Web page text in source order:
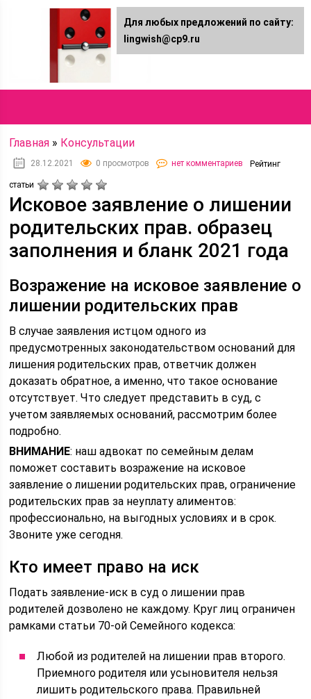
Lingwish.ru
Онлайн журнал
Главная » Консультации
28.12.2021 0 просмотров нет комментариев Рейтинг
статьи
Исковое заявление о лишении
родительских прав. образец
заполнения и бланк 2021 года
Возражение на исковое заявление о
лишении родительских прав
В случае заявления истцом одного из
предусмотренных законодательством оснований для
лишения родительских прав, ответчик должен
доказать обратное, а именно, что такое основание
отсутствует. Что следует представить в суд, с
учетом заявляемых оснований, рассмотрим более
подробно.
ВНИМАНИЕ: наш адвокат по семейным делам
поможет составить возражение на исковое
заявление о лишении родительских прав, ограничение
родительских прав за неуплату алиментов:
профессионально, на выгодных условиях и в срок.
Звоните уже сегодня.
Кто имеет право на иск
Подать заявление-иск в суд о лишении прав
родителей дозволено не каждому. Круг лиц ограничен
рамками статьи 70-ой Семейного кодекса:
Любой из родителей на лишении прав второго.
Приемного родителя или усыновителя нельзя
лишить родительского права. Правильней
Для любых предложений по сайту:
lingwish@cp9.ru